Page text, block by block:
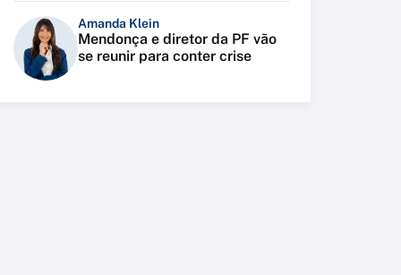
Amanda Klein
Mendonça e diretor da PF vão
se reunir para conter crise